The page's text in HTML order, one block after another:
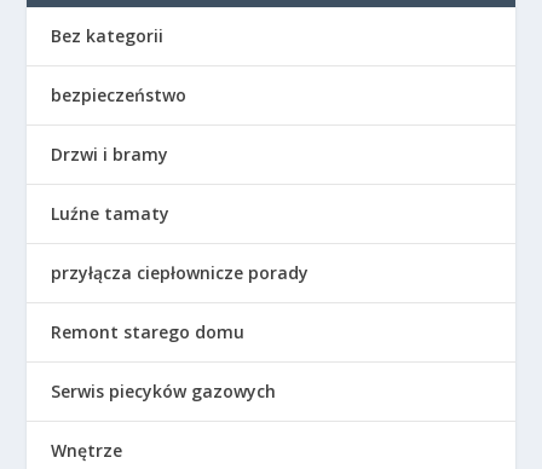
Bez kategorii
bezpieczeństwo
Drzwi i bramy
Luźne tamaty
przyłącza ciepłownicze porady
Remont starego domu
Serwis piecyków gazowych
Wnętrze